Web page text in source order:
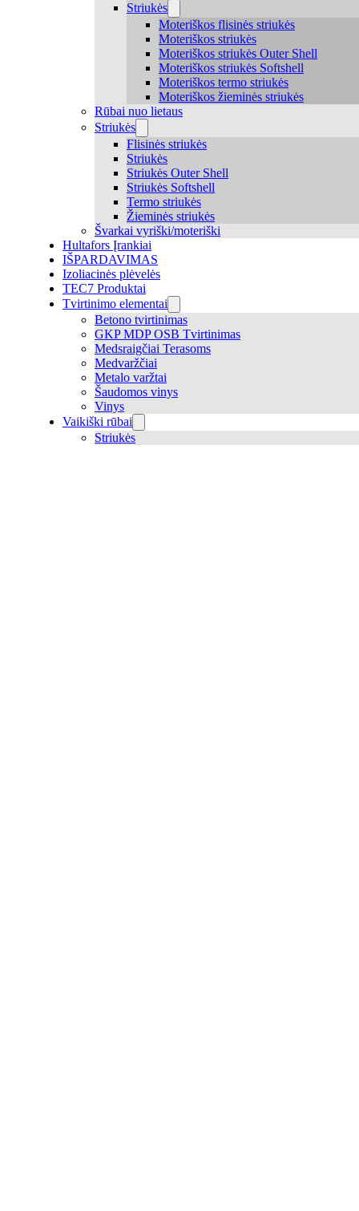
Striukės
Moteriškos flisinės striukės
Moteriškos striukės
Moteriškos striukės Outer Shell
Moteriškos striukės Softshell
Moteriškos termo striukės
Moteriškos žieminės striukės
Rūbai nuo lietaus
Striukės
Flisinės striukės
Striukės
Striukės Outer Shell
Striukės Softshell
Termo striukės
Žieminės striukės
Švarkai vyriški/moteriški
Hultafors Įrankiai
IŠPARDAVIMAS
Izoliacinės plėvelės
TEC7 Produktai
Tvirtinimo elementai
Betono tvirtinimas
GKP MDP OSB Tvirtinimas
Medsraigčiai Terasoms
Medvaržčiai
Metalo varžtai
Šaudomos vinys
Vinys
Vaikiški rūbai
Striukės